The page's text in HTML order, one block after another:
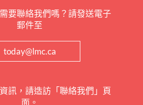
要聯絡我們嗎？請發送電子
郵件至
today@lmc.ca
訊，請造訪「聯絡我們」頁
面。